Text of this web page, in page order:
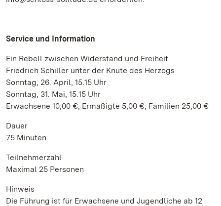
Service und Information
Ein Rebell zwischen Widerstand und Freiheit
Friedrich Schiller unter der Knute des Herzogs
Sonntag, 26. April, 15.15 Uhr
Sonntag, 31. Mai, 15.15 Uhr
Erwachsene 10,00 €, Ermäßigte 5,00 €, Familien 25,00 €
Dauer
75 Minuten
Teilnehmerzahl
Maximal 25 Personen
Hinweis
Die Führung ist für Erwachsene und Jugendliche ab 12